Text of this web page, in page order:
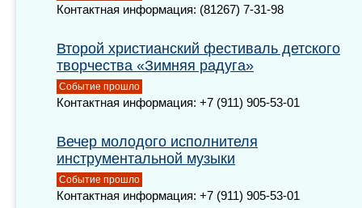
Контактная информация: (81267) 7-31-98
Второй христианский фестиваль детского
творчества «Зимняя радуга»
Событие прошло
Контактная информация: +7 (911) 905-53-01
Вечер молодого исполнителя
инструментальной музыки
Событие прошло
Контактная информация: +7 (911) 905-53-01